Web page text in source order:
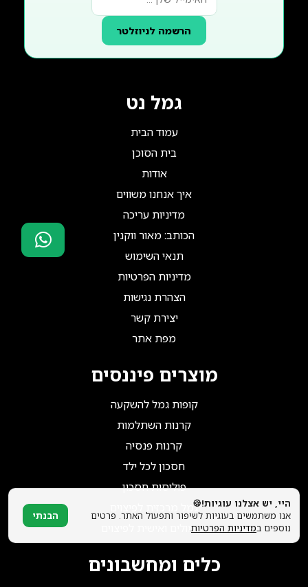
הרשמה לניוזלטר
גמל נט
עמוד הבית
בית הסוכן
אודות
איך אנחנו משווים
מדיניות עריכה
הכותב: מאור ווקנין
תנאי השימוש
מדיניות הפרטיות
הצהרת נגישות
יצירת קשר
מפת אתר
מוצרים פיננסים
קופות גמל להשקעה
קרנות השתלמות
קרנות פנסיה
חסכון לכל ילד
פוליסות חסכון
גמל מרכזית לפיצוים
תגמולים ואישית לפיצוים
כלים ומחשבונים
היי, יש אצלנו עוגיות!🍪
אנו משתמשים בעוגיות לשיפור ותפעול האתר. פרטים
נוספים במדיניות הפרטיות.
הבנתי